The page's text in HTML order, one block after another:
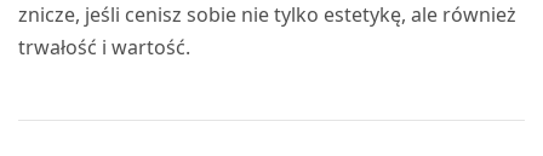
znicze, jeśli cenisz sobie nie tylko estetykę, ale również
trwałość i wartość.